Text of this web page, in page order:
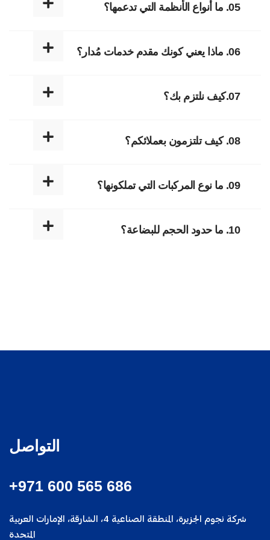
05. ما أنواع الأنظمة التي تدعمها؟
06. ماذا يعني كونك مقدم خدمات مُدار؟
07.كيف نلتزم بك؟
08. كيف تلتزمون بعملائكم؟
09. ما نوع المركبات التي تملكونها؟
10. ما حدود الحجم للبضاعة؟
التواصل
686 565 600 971+
شركة نجوم الجزيرة، المنطقة الصناعية 4، الشارقة، الإمارات العربية
المتحدة